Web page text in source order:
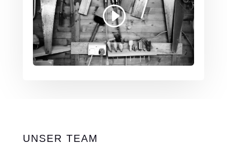
Video laden
YouTube immer entsperren
UNSER TEAM